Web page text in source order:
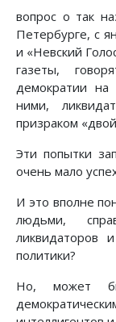
вопрос о так
Петербурге, с
и «Невский
газеты,
демократии на
ними,
призраком
Эти попытки
очень мало
И это вполне
людьми,
ликвидаторов
политики?
Но, может